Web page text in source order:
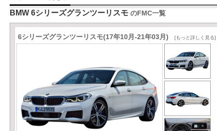
BMW 6シリーズグランツーリスモ のFMC一覧
6シリーズグランツーリスモ(17年10月-21年03月) [もっと詳しく見る]